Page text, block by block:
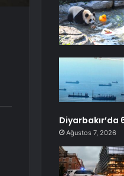
Diyarbakır’da
Ağustos 7, 2026